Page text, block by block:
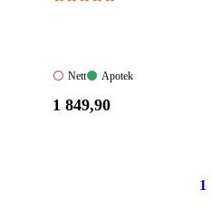
Nett:
tilgjengelig
Nett
Apotek:
Apotek
Pris:
1 849,90
1